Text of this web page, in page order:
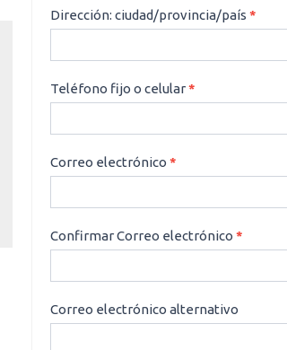
Dirección: ciudad/provincia/país*
Teléfono fijo o celular*
Correo electrónico*
Confirmar Correo electrónico*
Correo electrónico alternativo